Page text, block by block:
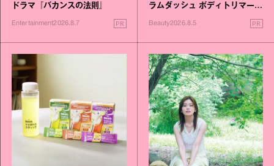
ドラマ『バカンスの法則』
Entertainment2026.8.7 PR
ラムダッシュ ボディトリマーが
Beauty2026.8.5 PR